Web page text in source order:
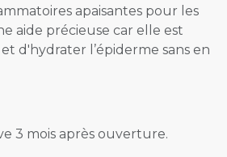
apaisantes pour les
aide précieuse car elle est
d'hydrater l’épiderme sans en
3 mois après ouverture.